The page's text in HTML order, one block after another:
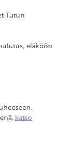
Turun
eläköön
katso